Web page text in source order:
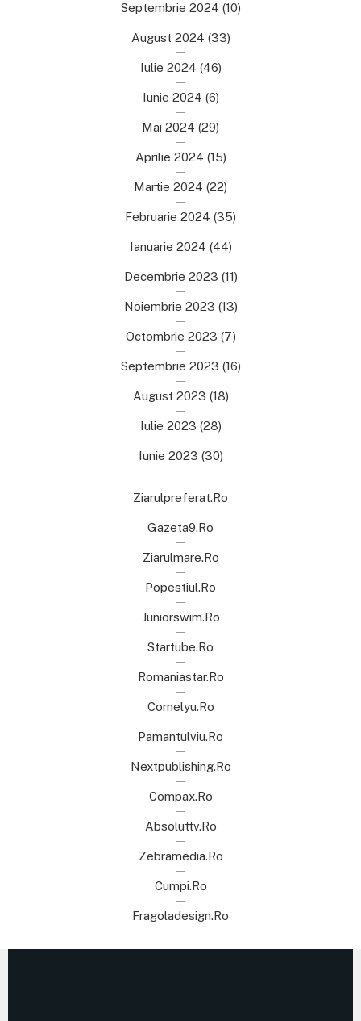
Septembrie 2024 (10)
August 2024 (33)
Iulie 2024 (46)
Iunie 2024 (6)
Mai 2024 (29)
Aprilie 2024 (15)
Martie 2024 (22)
Februarie 2024 (35)
Ianuarie 2024 (44)
Decembrie 2023 (11)
Noiembrie 2023 (13)
Octombrie 2023 (7)
Septembrie 2023 (16)
August 2023 (18)
Iulie 2023 (28)
Iunie 2023 (30)
Ziarulpreferat.ro
Gazeta9.ro
Ziarulmare.ro
Popestiul.ro
Juniorswim.ro
Startube.ro
Romaniastar.ro
Cornelyu.ro
Pamantulviu.ro
Nextpublishing.ro
Compax.ro
Absoluttv.ro
Zebramedia.ro
Cumpi.ro
Fragoladesign.ro